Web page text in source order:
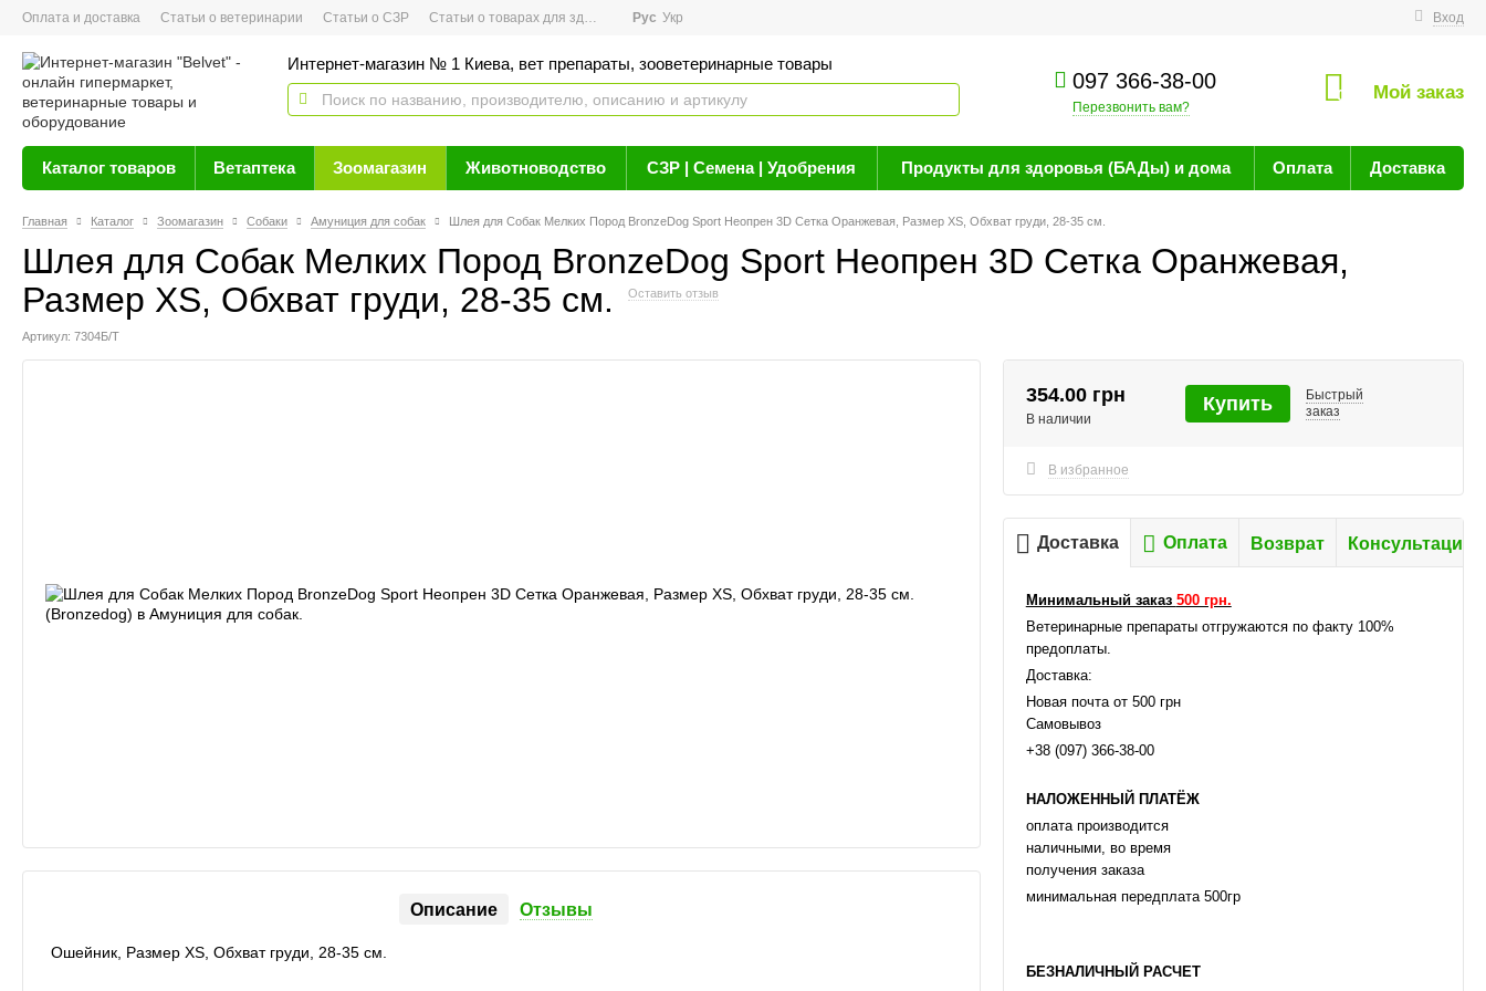
Оплата и доставка Статьи о ветеринарии Статьи о СЗР Статьи о товарах для здоровья Новости Вход
Рус Укр
Интернет-магазин № 1 Киева, вет препараты, зооветеринарные товары
097 366-38-00
Перезвонить вам?
0 Мой заказ
Каталог товаров Ветаптека Зоомагазин Животноводство СЗР | Семена | Удобрения Продукты для здоровья (БАДы) и дома Оплата Доставка
Главная Каталог Зоомагазин Собаки Амуниция для собак Шлея для Собак Мелких Пород BronzeDog Sport Неопрен 3D Сетка Оранжевая, Размер ХS, Обхват груди, 28-35 см.
Шлея для Собак Мелких Пород BronzeDog Sport Неопрен 3D Сетка Оранжевая,
Размер ХS, Обхват груди, 28-35 см.
Оставить отзыв
Артикул: 7304Б/Т
Описание Отзывы
Ошейник, Размер ХS, Обхват груди, 28-35 см.
354.00 грн
В наличии
Купить
Быстрый
заказ
В избранное
Доставка Оплата Возврат Консультация
Минимальный заказ 500 грн.
Ветеринарные препараты отгружаются по факту 100%
предоплаты.
Доставка:
Новая почта от 500 грн
Самовывоз
+38 (097) 366-38-00
НАЛОЖЕННЫЙ ПЛАТЁЖ
оплата производится
наличными, во время
получения заказа
минимальная передплата 500гр
БЕЗНАЛИЧНЫЙ РАСЧЕТ